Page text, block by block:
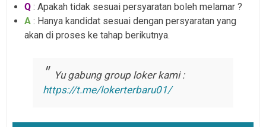
Q : Apakah tidak sesuai persyaratan boleh melamar ?
A : Hanya kandidat sesuai dengan persyaratan yang
akan di proses ke tahap berikutnya.
Yu gabung group loker kami :
https://t.me/lokerterbaru01/